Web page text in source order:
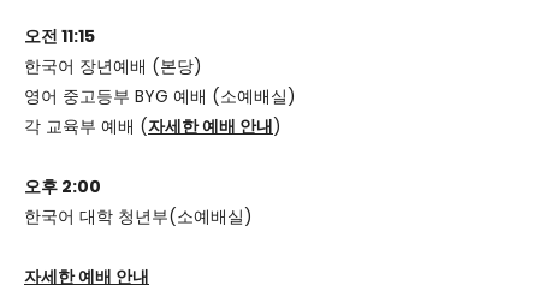
오전 11:15
한국어 장년예배 (본당)
영어 중고등부 BYG 예배 (소예배실)
각 교육부 예배 (자세한 예배 안내)
오후 2:00
한국어 대학 청년부(소예배실)
자세한 예배 안내